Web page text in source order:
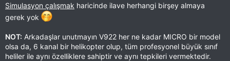
Simulasyon çalışmak haricinde ilave herhangi birşey almaya
gerek yok
NOT: Arkadaşlar unutmayın V922 her ne kadar MICRO bir model
olsa da, 6 kanal bir helikopter olup, tüm profesyonel büyük sınıf
heliler ile aynı özelliklere sahiptir ve aynı tepkileri vermektedir.